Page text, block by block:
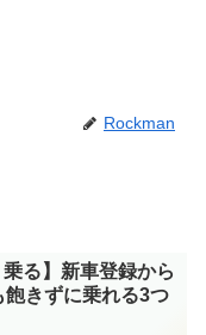
Rockman
乗る】新車登録から
飽きずに乗れる3つ